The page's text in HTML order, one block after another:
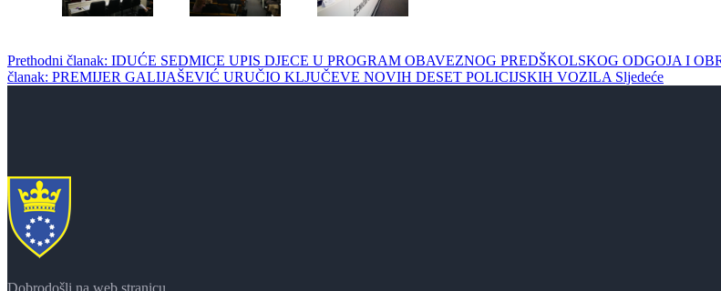
Prethodni članak: IDUĆE SEDMICE UPIS DJECE U PROGRAM OBAVEZNOG PREDŠKOLSKOG ODGOJA I
članak: PREMIJER GALIJAŠEVIĆ URUČIO KLJUČEVE NOVIH DESET POLICIJSKIH VOZILA Sljedeće